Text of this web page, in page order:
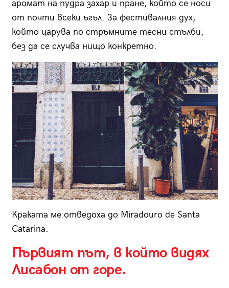
аромат на пудра захар и пране, който се носи
от почти всеки ъгъл. За фестивалния дух,
който царува по стръмните тесни стълби,
без да се случва нищо конкретно.
Краката ме отведоха до Miradouro de Santa
Catarina.
Първият път, в който видях
Лисабон от горе.